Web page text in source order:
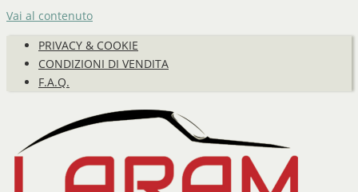
Vai al contenuto
PRIVACY & COOKIE
CONDIZIONI DI VENDITA
F.A.Q.